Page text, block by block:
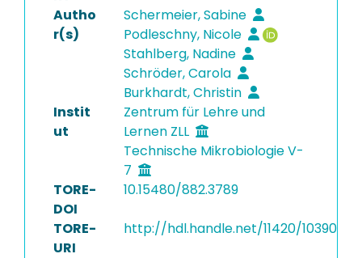
Autho
r(s)
Schermeier, Sabine
Podleschny, Nicole
Stahlberg, Nadine
Schröder, Carola
Burkhardt, Christin
Instit
ut
Zentrum für Lehre und
Lernen ZLL
Technische Mikrobiologie V-
7
TORE-
DOI
10.15480/882.3789
TORE-
URI
http://hdl.handle.net/11420/10390